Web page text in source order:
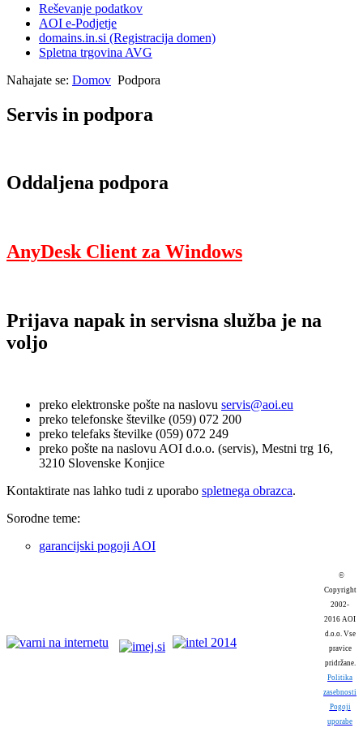
Reševanje podatkov
AOI e-Podjetje
domains.in.si (Registracija domen)
Spletna trgovina AVG
Nahajate se: Domov Podpora
Servis in podpora
Oddaljena podpora
AnyDesk Client za Windows
Prijava napak in servisna služba je na
voljo
preko elektronske pošte na naslovu servis@aoi.eu
preko telefonske številke (059) 072 200
preko telefaks številke (059) 072 249
preko pošte na naslovu AOI d.o.o. (servis), Mestni trg 16,
3210 Slovenske Konjice
Kontaktirate nas lahko tudi z uporabo spletnega obrazca.
Sorodne teme:
garancijski pogoji AOI
©
Copyright
2002-
2016 AOI
d.o.o. Vse
pravice
pridržane.
Politika
zasebnosti
Pogoji
uporabe